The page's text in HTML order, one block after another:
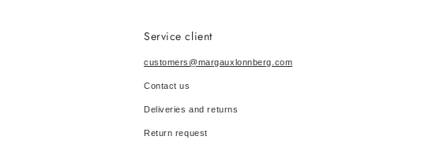
Service client
customers@margauxlonnberg.com
Contact us
Deliveries and returns
Return request